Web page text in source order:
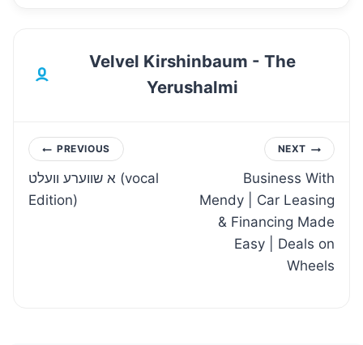
Velvel Kirshinbaum - The
Yerushalmi
Post
navigation
PREVIOUS
א שווערע וועלט (vocal
Edition)
NEXT
Business With
Mendy | Car Leasing
& Financing Made
Easy | Deals on
Wheels